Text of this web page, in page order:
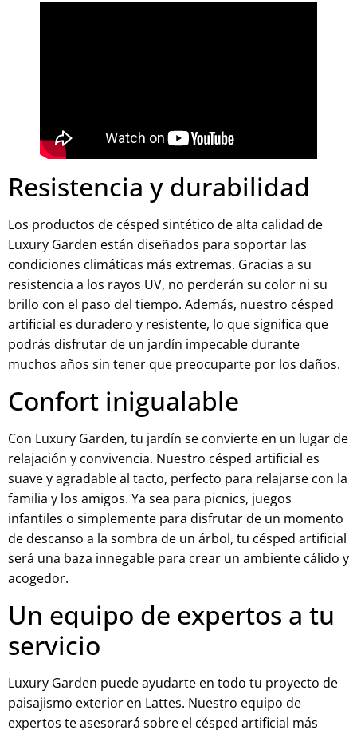
Resistencia y durabilidad
Los productos de césped sintético de alta calidad de
Luxury Garden están diseñados para soportar las
condiciones climáticas más extremas. Gracias a su
resistencia a los rayos UV, no perderán su color ni su
brillo con el paso del tiempo. Además, nuestro césped
artificial es duradero y resistente, lo que significa que
podrás disfrutar de un jardín impecable durante
muchos años sin tener que preocuparte por los daños.
Confort inigualable
Con Luxury Garden, tu jardín se convierte en un lugar de
relajación y convivencia. Nuestro césped artificial es
suave y agradable al tacto, perfecto para relajarse con la
familia y los amigos. Ya sea para picnics, juegos
infantiles o simplemente para disfrutar de un momento
de descanso a la sombra de un árbol, tu césped artificial
será una baza innegable para crear un ambiente cálido y
acogedor.
Un equipo de expertos a tu
servicio
Luxury Garden puede ayudarte en todo tu proyecto de
paisajismo exterior en Lattes. Nuestro equipo de
expertos te asesorará sobre el césped artificial más